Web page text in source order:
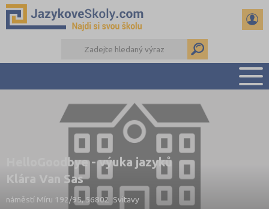
PŘEHLED ŠKOL
PŘÍPRAVA NA ZKOUŠKY A K MATURITĚ
RADY A ČLÁNKY
KONTAKTY
DALŠÍ DRUHY ŠKOL
HelloGoodbye - výuka jazyků
Klára Van Sas
náměstí Míru 192/95, 56802 Svitavy